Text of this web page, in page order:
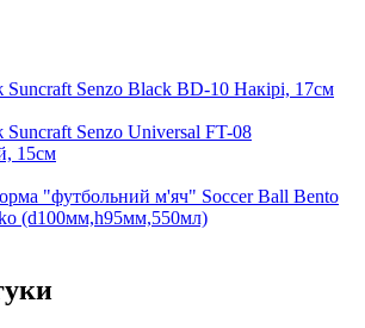
Senzo Black BD-10 Накірі, 17см
Senzo Universal FT-08
15см
"футбольний м'яч" Soccer Ball Bento
(d100мм,h95мм,550мл)